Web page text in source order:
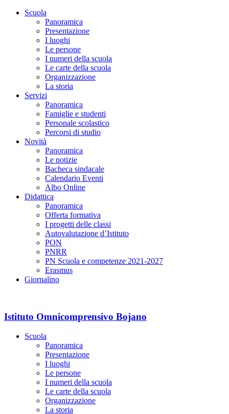
Scuola
Panoramica
Presentazione
I luoghi
Le persone
I numeri della scuola
Le carte della scuola
Organizzazione
La storia
Servizi
Panoramica
Famiglie e studenti
Personale scolastico
Percorsi di studio
Novità
Panoramica
Le notizie
Bacheca sindacale
Calendario Eventi
Albo Online
Didattica
Panoramica
Offerta formativa
I progetti delle classi
Autovalutazione d’Istituto
PON
PNRR
PN Scuola e competenze 2021-2027
Erasmus
Giornalino
Istituto Omnicomprensivo Bojano
Scuola
Panoramica
Presentazione
I luoghi
Le persone
I numeri della scuola
Le carte della scuola
Organizzazione
La storia